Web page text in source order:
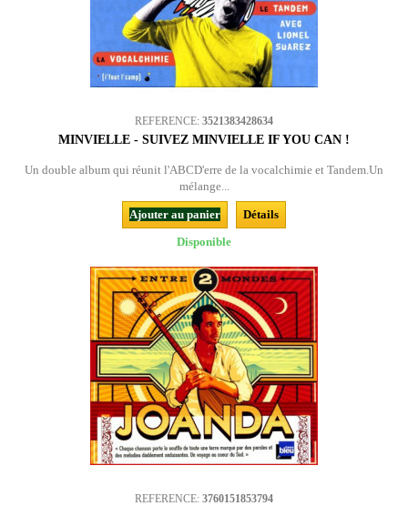
REFERENCE: 3521383428634
MINVIELLE - SUIVEZ MINVIELLE IF YOU CAN !
Un double album qui réunit l'ABCD'erre de la vocalchimie et Tandem.Un
mélange...
Ajouter au panier
Détails
Disponible
REFERENCE: 3760151853794